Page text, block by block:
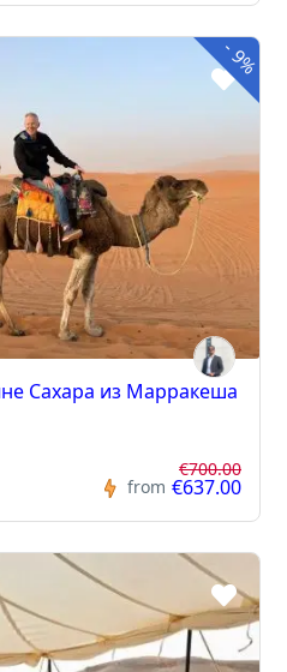
-
9%
Сахара из Марракеша
from
€700.00
€637.00